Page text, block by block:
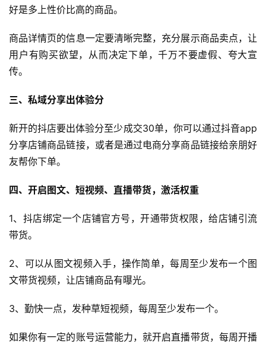
首
全
开
好是多上性价比高的商品。
商品详情页的信息一定要清晰完整，充分展示商品卖点，让
用户有购买欲望，从而决定下单，千万不要虚假、夸大宣
传。
三、私域分享出体验分
新开的抖店要出体验分至少成交30单，你可以通过抖音app
分享店铺商品链接，或者是通过电商分享商品链接给亲朋好
友帮你下单。
四、开启图文、短视频、直播带货，激活权重
1、抖店绑定一个店铺官方号，开通带货权限，给店铺引流
带货。
2、可以从图文视频入手，操作简单，每周至少发布一个图
文带货视频，让店铺商品有曝光。
3、勤快一点，发种草短视频，每周至少发布一个。
如果你有一定的账号运营能力，就开启直播带货，每周开播